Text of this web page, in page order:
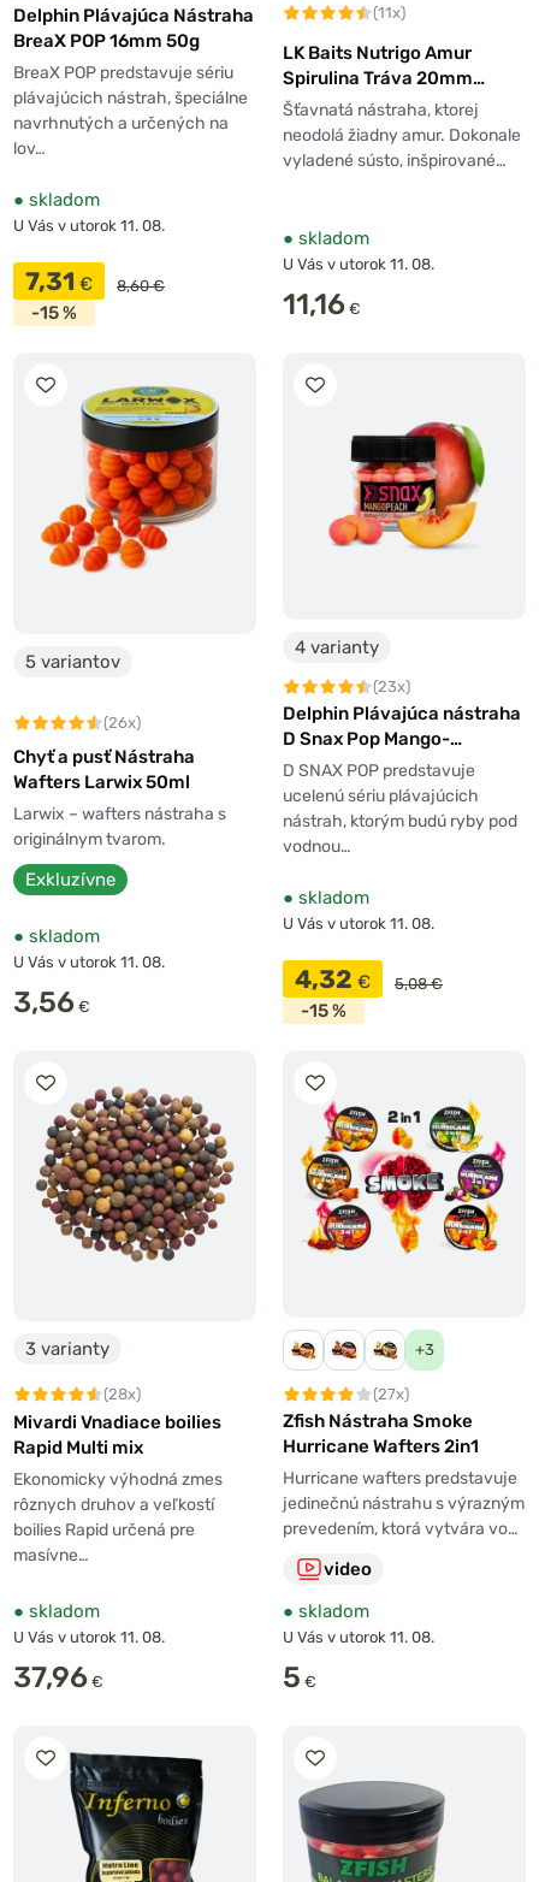
Delphin Plávajúca Nástraha
BreaX POP 16mm 50g
BreaX POP predstavuje sériu
plávajúcich nástrah, špeciálne
navrhnutých a určených na
lov…
● skladom
U Vás v utorok 11. 08.
7,31 € 8,60 €
-15 %
(11x)
LK Baits Nutrigo Amur
Spirulina Tráva 20mm
150ml
Šťavnatá nástraha, ktorej
neodolá žiadny amur. Dokonale
vyladené sústo, inšpirované…
● skladom
U Vás v utorok 11. 08.
11,16 €
5 variantov
(26x)
Chyť a pusť Nástraha
Wafters Larwix 50ml
Larwix – wafters nástraha s
originálnym tvarom.
Exkluzívne
● skladom
U Vás v utorok 11. 08.
3,56 €
4 varianty
(23x)
Delphin Plávajúca nástraha
D Snax Pop Mango-
Broskyňa 20g
D SNAX POP predstavuje
ucelenú sériu plávajúcich
nástrah, ktorým budú ryby pod
vodnou…
● skladom
U Vás v utorok 11. 08.
4,32 € 5,08 €
-15 %
3 varianty
(28x)
Mivardi Vnadiace boilies
Rapid Multi mix
Ekonomicky výhodná zmes
rôznych druhov a veľkostí
boilies Rapid určená pre
masívne…
● skladom
U Vás v utorok 11. 08.
37,96 €
+3
(27x)
Zfish Nástraha Smoke
Hurricane Wafters 2in1
Hurricane wafters predstavuje
jedinečnú nástrahu s výrazným
prevedením, ktorá vytvára vo…
video
● skladom
U Vás v utorok 11. 08.
5 €